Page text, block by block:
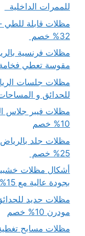
للممرات الداخلية
مظلات قابلة
32% خصم
مظلات فرنسية
مقوسة تعطي فخامة
مظلات جلسات
للحدائق و المساحات
مظلات فيبر جلاس
10% خصم
مظلات جلد
25% خصم
أشكال مظلات
بجودة عالية مع 15% خصم
مظلات حديد
مودرن 10% خصم
مظلات مسابح تغطية